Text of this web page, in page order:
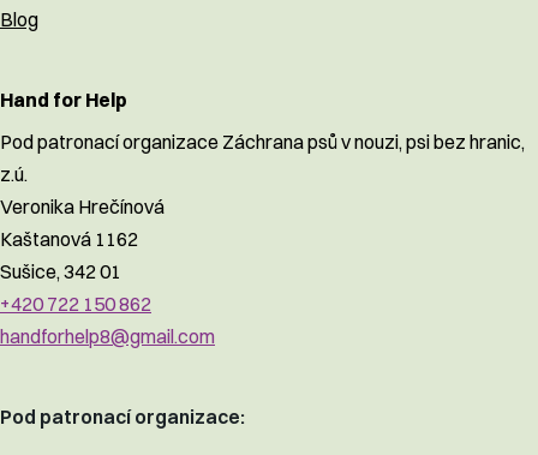
Blog
Hand for Help
Pod patronací organizace Záchrana psů v nouzi, psi bez hranic,
z.ú.
Veronika Hrečínová
Kaštanová 1162
Sušice, 342 01
+420 722 150 862
handforhelp8@gmail.com
Pod patronací organizace: